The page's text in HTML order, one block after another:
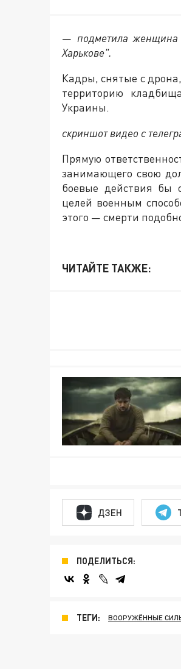
— подметила
Харькове".
Кадры, снятые с
территорию
Украины.
скриншот видео с
Прямую
занимающего свою
боевые действия бы
целей военным
этого — смерти
ЧИТАЙТЕ ТАКЖЕ:
ДЗЕН
ПОДЕЛИТЬСЯ:
ТЕГИ: ВООРУЖЁННЫЕ